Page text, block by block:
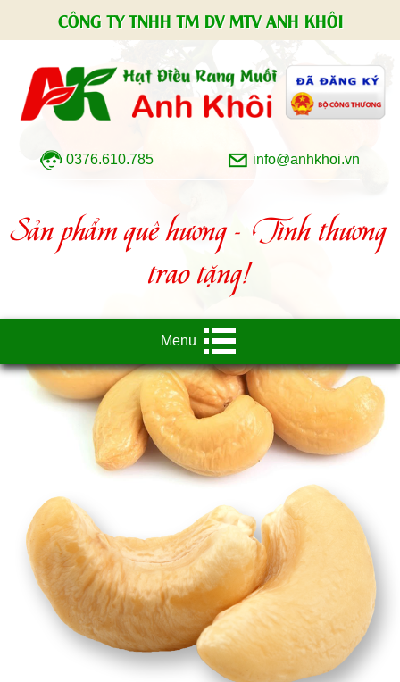
CÔNG TY TNHH TM DV MTV ANH KHÔI
0376.610.785 info@anhkhoi.vn
Sản phẩm quê hương - Tình thương
trao tặng!
Menu